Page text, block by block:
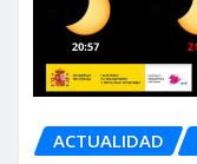
ACTUALIDAD